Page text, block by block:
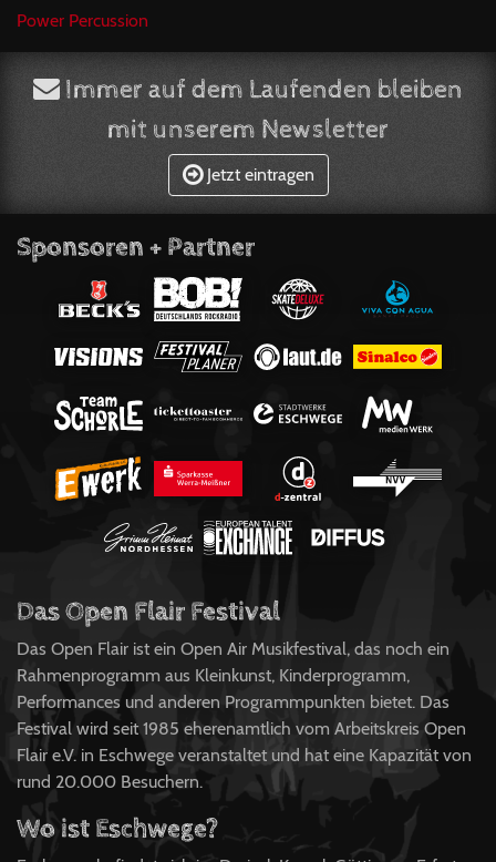
Power Percussion
Immer auf dem Laufenden bleiben
mit unserem Newsletter
Jetzt eintragen
Sponsoren + Partner
Das Open Flair Festival
Das Open Flair ist ein Open Air Musikfestival, das noch ein
Rahmenprogramm aus Kleinkunst, Kinderprogramm,
Performances und anderen Programmpunkten bietet. Das
Festival wird seit 1985 eherenamtlich vom Arbeitskreis Open
Flair e.V. in Eschwege veranstaltet und hat eine Kapazität von
rund 20.000 Besuchern.
Wo ist Eschwege?